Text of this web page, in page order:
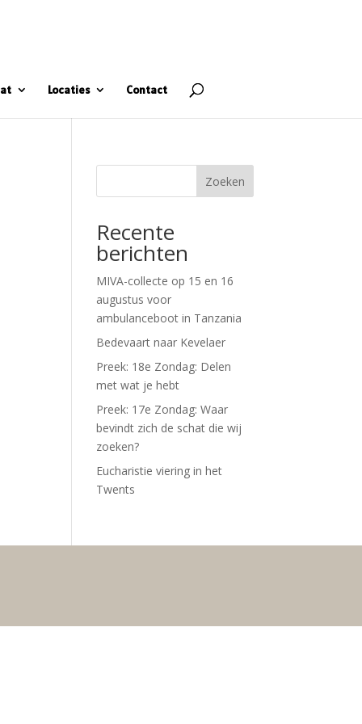
Locaties Contact
Zoeken
Recente
berichten
MIVA-collecte op 15 en 16
augustus voor
ambulanceboot in Tanzania
Bedevaart naar Kevelaer
Preek: 18e Zondag: Delen
met wat je hebt
Preek: 17e Zondag: Waar
bevindt zich de schat die wij
zoeken?
Eucharistie viering in het
Twents